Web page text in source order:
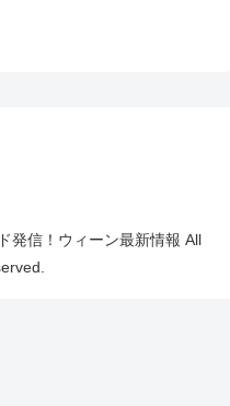
発信！ウィーン最新情報 All